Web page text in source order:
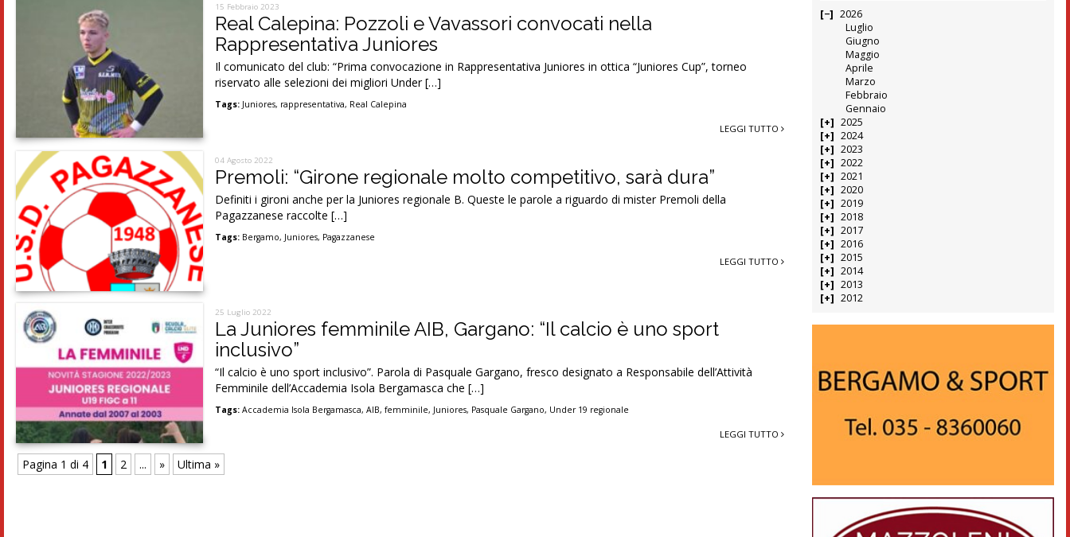
15 Febbraio 2023
Real Calepina: Pozzoli e Vavassori convocati nella
Rappresentativa Juniores
Il comunicato del club: “Prima convocazione in Rappresentativa Juniores in ottica “Juniores Cup”, torneo
riservato alle selezioni dei migliori Under […]
Tags: Juniores, rappresentativa, Real Calepina
LEGGI TUTTO
04 Agosto 2022
Premoli: “Girone regionale molto competitivo, sarà dura”
Definiti i gironi anche per la Juniores regionale B. Queste le parole a riguardo di mister Premoli della
Pagazzanese raccolte […]
Tags: Bergamo, Juniores, Pagazzanese
LEGGI TUTTO
25 Luglio 2022
La Juniores femminile AIB, Gargano: “Il calcio è uno sport
inclusivo”
“Il calcio è uno sport inclusivo”. Parola di Pasquale Gargano, fresco designato a Responsabile dell’Attività
Femminile dell’Accademia Isola Bergamasca che […]
Tags: Accademia Isola Bergamasca,AIB,femminile, Juniores, Pasquale Gargano, Under 19 regionale
LEGGI TUTTO
Pagina 1 di 4 1 2 ... » Ultima »
2026
Luglio
Giugno
Maggio
Aprile
Marzo
Febbraio
Gennaio
2025
2024
2023
2022
2021
2020
2019
2018
2017
2016
2015
2014
2013
2012